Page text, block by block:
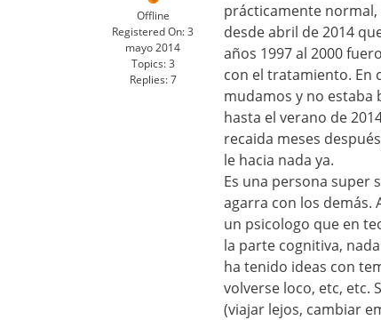
Offline
Registered On:3
mayo 2014
Topics: 3
Replies: 7
prácticamente normal,
desde abril de 2014
años 1997 al 2000
con el tratamiento. En
mudamos y no estaba
hasta el verano de
recaida meses
le hacia nada ya.
Es una persona super
agarra con los demás.
un psicologo que en
la parte cognitiva,
ha tenido ideas con
volverse loco, etc, etc.
(viajar lejos, cambiar